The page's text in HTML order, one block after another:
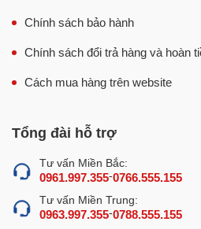
Cấu tạo nồi tráng bánh
inox 304 cao cấp, chất liệu có
Chính sách bảo hành
Chính sách đổi trả hàng và hoàn
Cách mua hàng trên website
Tổng đài hỗ trợ
Tư vấn Miền Bắc:
0961.997.355-0766.555.155
Tư vấn Miền Trung:
0963.997.355-0788.555.155